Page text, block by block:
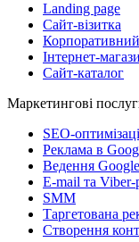
Landing page
Сайт-візитка
Інтернет-
Сайт-каталог
Маркетингові
SEO-
Реклама в
Ведення
E-mail та Viber-
SMM
Таргетована
Створення